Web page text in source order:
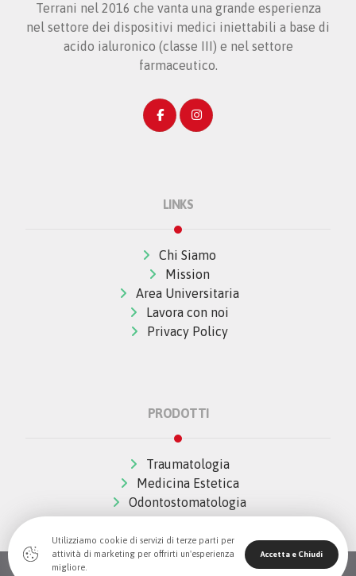
Terrani nel 2016 che vanta una grande esperienza
nel settore dei dispositivi medici iniettabili a base di
acido ialuronico (classe III) e nel settore
farmaceutico.
LINKS
Chi Siamo
Mission
Area Universitaria
Lavora con noi
Privacy Policy
PRODOTTI
Traumatologia
Medicina Estetica
Odontostomatologia
Utilizziamo cookie di servizi di terze parti per
attività di marketing per offrirti un'esperienza
migliore.
Accetta e Chiudi